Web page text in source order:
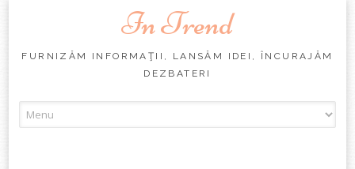
In Trend
FURNIZĂM INFORMAŢII, LANSĂM IDEI, ÎNCURAJĂM
DEZBATERI
to